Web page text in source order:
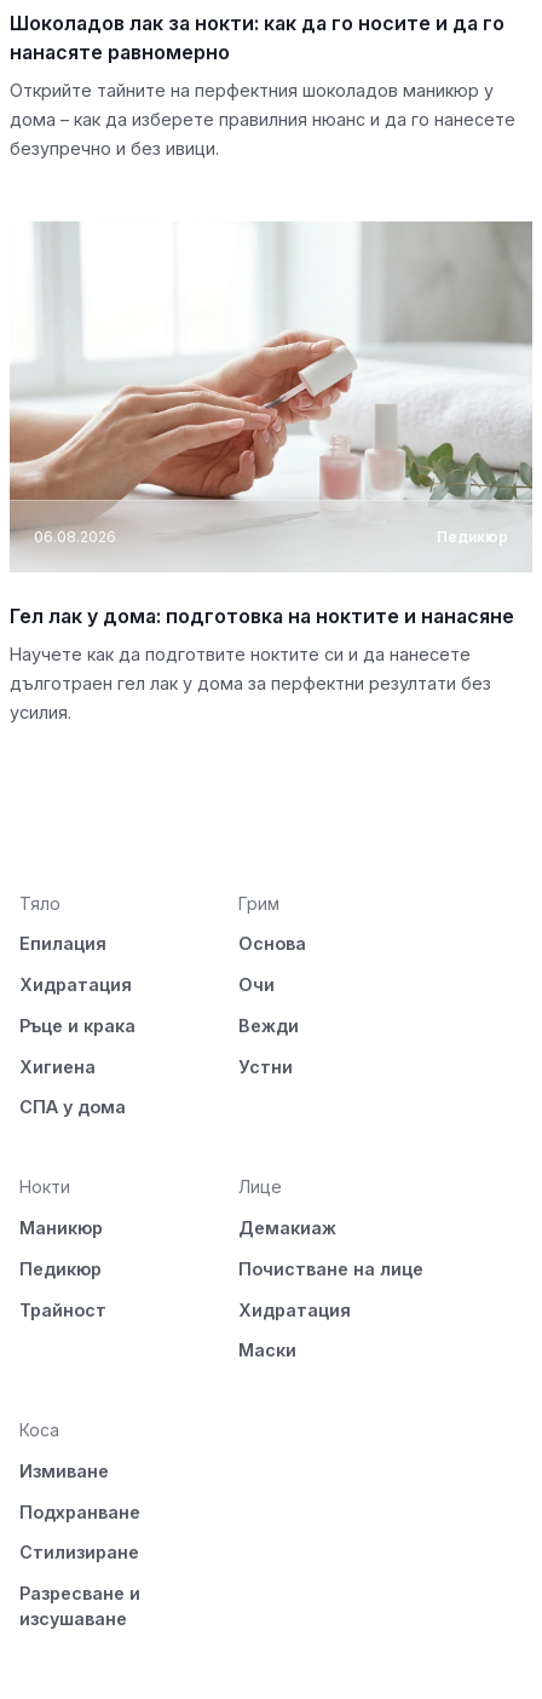
Шоколадов лак за нокти: как да го носите и да го
нанасяте равномерно
Открийте тайните на перфектния шоколадов маникюр у
дома – как да изберете правилния нюанс и да го нанесете
безупречно и без ивици.
06.08.2026 Педикюр
Гел лак у дома: подготовка на ноктите и нанасяне
Научете как да подготвите ноктите си и да нанесете
дълготраен гел лак у дома за перфектни резултати без
усилия.
Тяло
Епилация
Хидратация
Ръце и крака
Хигиена
СПА у дома
Грим
Основа
Очи
Вежди
Устни
Нокти
Маникюр
Педикюр
Трайност
Лице
Демакиаж
Почистване на лице
Хидратация
Маски
Коса
Измиване
Подхранване
Стилизиране
Разресване и
изсушаване